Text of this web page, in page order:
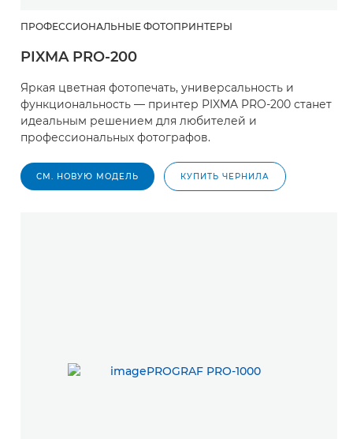
ПРОФЕССИОНАЛЬНЫЕ ФОТОПРИНТЕРЫ
PIXMA PRO-200
Яркая цветная фотопечать, универсальность и
функциональность — принтер PIXMA PRO-200 станет
идеальным решением для любителей и
профессиональных фотографов.
СМ. НОВУЮ МОДЕЛЬ КУПИТЬ ЧЕРНИЛА